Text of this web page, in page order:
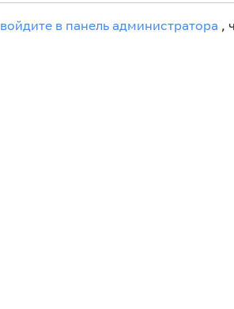
войдите в панель администратора ,